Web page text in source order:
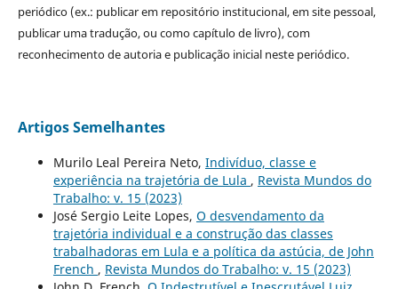
periódico (ex.: publicar em repositório institucional, em site pessoal,
publicar uma tradução, ou como capítulo de livro), com
reconhecimento de autoria e publicação inicial neste periódico.
Artigos Semelhantes
Murilo Leal Pereira Neto, Indivíduo, classe e
experiência na trajetória de Lula , Revista Mundos do
Trabalho: v. 15 (2023)
José Sergio Leite Lopes, O desvendamento da
trajetória individual e a construção das classes
trabalhadoras em Lula e a política da astúcia, de John
French , Revista Mundos do Trabalho: v. 15 (2023)